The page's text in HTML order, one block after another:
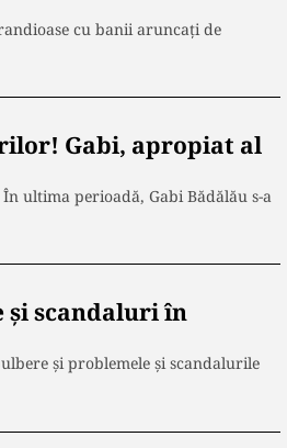
cu banii aruncați de
Gabi, apropiat al
ultima perioadă, Gabi Bădălău s-a
și scandaluri în
și problemele și scandalurile